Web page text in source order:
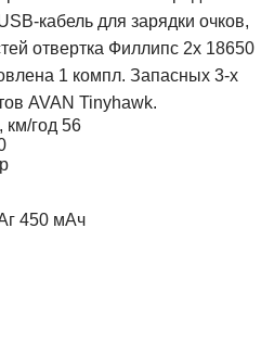
кабель для зарядки очков,
отвертка Филлипс 2x 18650
1 компл. Запасных 3-х
AVAN Tinyhawk.
км/год 56
450 мАч